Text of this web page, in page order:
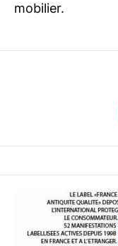
mobilier.